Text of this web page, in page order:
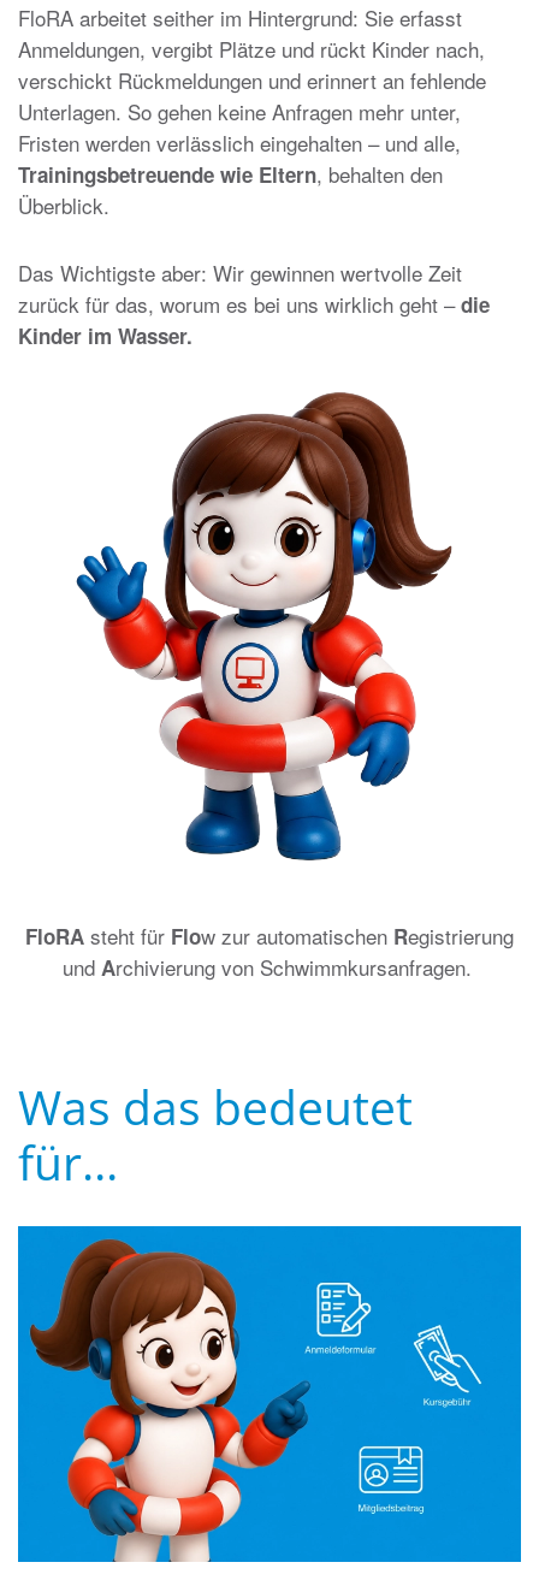
FloRA arbeitet seither im Hintergrund: Sie erfasst
Anmeldungen, vergibt Plätze und rückt Kinder nach,
verschickt Rückmeldungen und erinnert an fehlende
Unterlagen. So gehen keine Anfragen mehr unter,
Fristen werden verlässlich eingehalten – und alle,
Trainingsbetreuende wie Eltern, behalten den
Überblick.
Das Wichtigste aber: Wir gewinnen wertvolle Zeit
zurück für das, worum es bei uns wirklich geht –die
Kinder im Wasser.
FloRA steht für Flow zur automatischen Registrierung
und Archivierung von Schwimmkursanfragen.
Was das bedeutet
für…